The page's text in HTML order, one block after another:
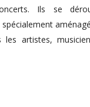
Ils se
spécialement
les artistes,